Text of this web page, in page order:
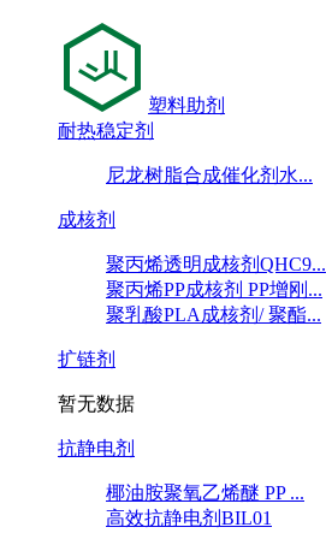
塑料助剂
耐热稳定剂
尼龙树脂合成催化剂水...
成核剂
聚丙烯透明成核剂QHC9...
聚丙烯PP成核剂 PP增刚...
聚乳酸PLA成核剂/ 聚酯...
扩链剂
暂无数据
抗静电剂
椰油胺聚氧乙烯醚 PP ...
高效抗静电剂BIL01